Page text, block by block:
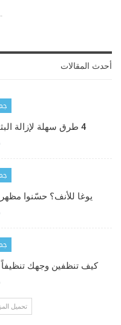
- الإعلانات -
أحدث المقالات
4 طرق سهلة لإزالة البثور والرؤوس السوداء عن الظهر
يوغا للأنف؟ حسّنوا
كيف تنظفين وجهك تنظيفاً
تحميل